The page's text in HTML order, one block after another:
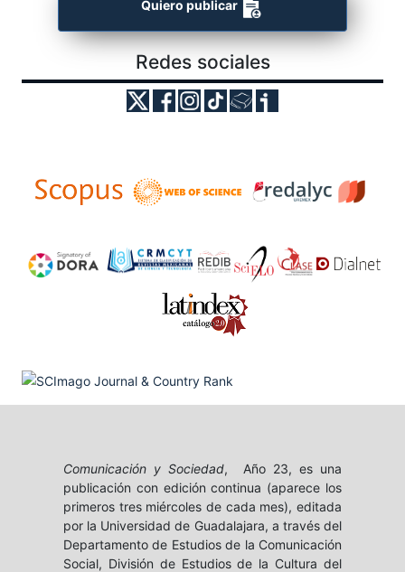
Quiero publicar
Redes sociales
Comunicación y Sociedad, Año 23, es una
publicación con edición continua (aparece los
primeros tres miércoles de cada mes), editada
por la Universidad de Guadalajara, a través del
Departamento de Estudios de la Comunicación
Social, División de Estudios de la Cultura del